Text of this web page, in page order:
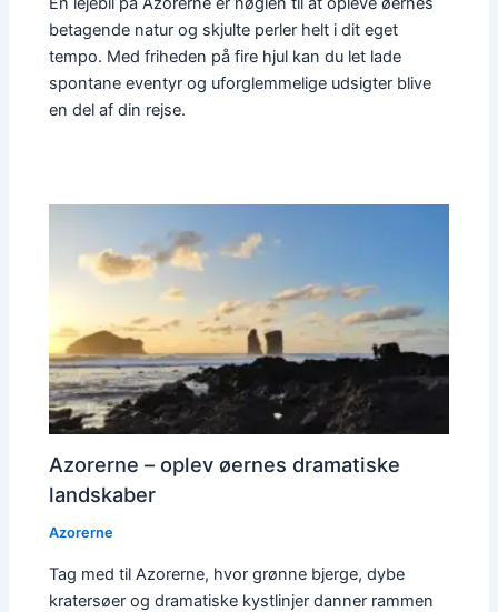
betagende natur og skjulte perler helt i dit eget
tempo. Med friheden på fire hjul kan du let lade
spontane eventyr og uforglemmelige udsigter blive
en del af din rejse.
Azorerne – oplev øernes dramatiske
landskaber
Azorerne
Tag med til Azorerne, hvor grønne bjerge, dybe
kratersøer og dramatiske kystlinjer danner rammen